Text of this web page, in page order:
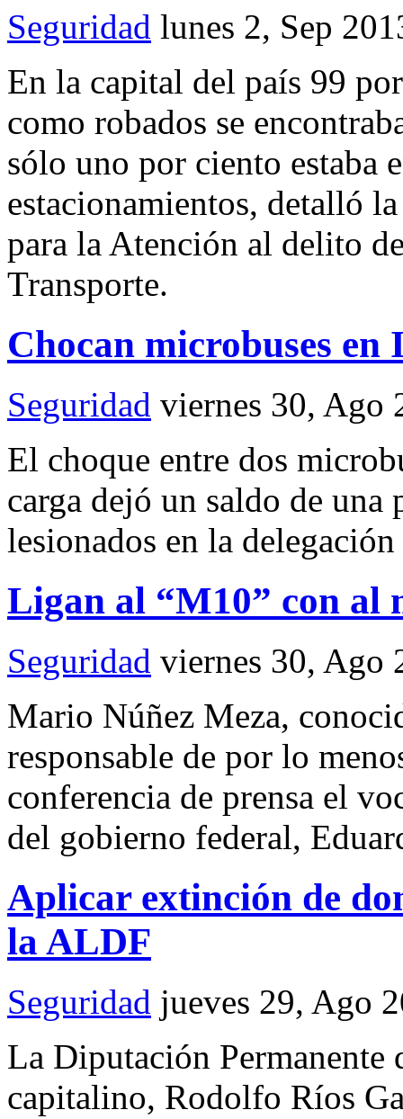
Seguridad lunes 2, Sep
En la capital del país 99
como robados se
sólo uno por ciento estaba
estacionamientos, detalló
para la Atención al delito
Transporte.
Chocan microbuses
Seguridad viernes 30, Ago
El choque entre dos
carga dejó un saldo de
lesionados en la
Ligan al “M10” con al
Seguridad viernes 30, Ago
Mario Núñez Meza,
responsable de por lo
conferencia de prensa el
del gobierno federal,
Aplicar extinción de
la ALDF
Seguridad jueves 29, Ago
La Diputación
capitalino, Rodolfo Ríos